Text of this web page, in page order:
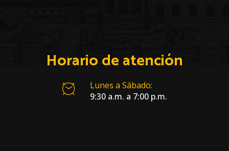
Horario de atención
Lunes a Sábado:
9:30 a.m. a 7:00 p.m.